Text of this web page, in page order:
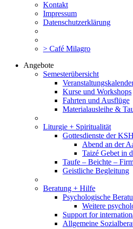
Kontakt
Impressum
Datenschutzerklärung
> Café Milagro
Angebote
Semesterübersicht
Kurse und Workshops
Fahrten und Ausflüge
Materialausleihe &
Liturgie + Spiritualität
Gottesdienste der
Abend an der
Taizé Gebet in
Taufe – Beichte –
Geistliche Begleitung
Beratung + Hilfe
Psychologische
Weitere
Support for
Allgemeine